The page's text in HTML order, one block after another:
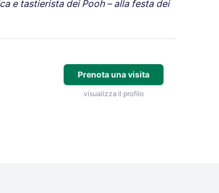
e tastierista dei Pooh – alla festa dei
Prenota una visita
visualizza il profilo